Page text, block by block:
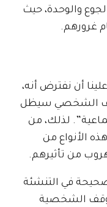
والوحدة، حيث
غرورهم.
أن نفترض أنه،
الشخصي سيظل
لذلك، من
الأنواع من
من تأثيرهم.
في التنشئة
الشخصية